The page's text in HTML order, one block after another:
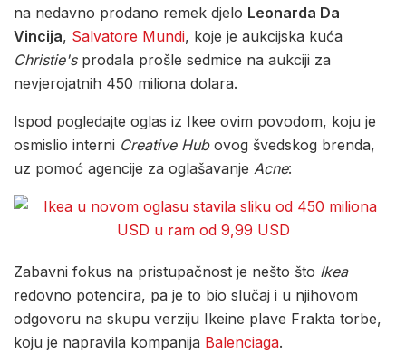
na nedavno prodano remek djelo Leonarda Da
Vincija, Salvatore Mundi, koje je aukcijska kuća
Christie'sprodala prošle sedmice na aukciji za
nevjerojatnih 450 miliona dolara.
Ispod pogledajte oglas iz Ikee ovim povodom, koju je
osmislio interni Creative Hubovog švedskog brenda,
uz pomoć agencije za oglašavanje Acne:
Zabavni fokus na pristupačnost je nešto što Ikea
redovno potencira, pa je to bio slučaj i u njihovom
odgovoru na skupu verziju Ikeine plave Frakta torbe,
koju je napravila kompanija Balenciaga.